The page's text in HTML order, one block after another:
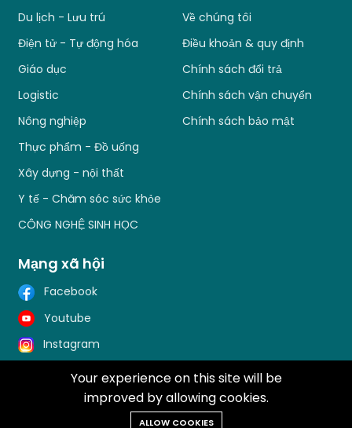
Du lịch - Lưu trú
Điện tử - Tự động hóa
Giáo dục
Logistic
Nông nghiệp
Thực phẩm - Đồ uống
Xây dựng - nội thất
Y tế - Chăm sóc sức khỏe
CÔNG NGHỆ SINH HỌC
Về chúng tôi
Điều khoản & quy định
Chính sách đổi trả
Chính sách vận chuyển
Chính sách bảo mật
Mạng xã hội
Facebook
Youtube
Instagram
Copyright 2022 © Trung tâm Thông tin Khoa học và
Your experience on this site will be
improved by allowing cookies.
ALLOW COOKIES